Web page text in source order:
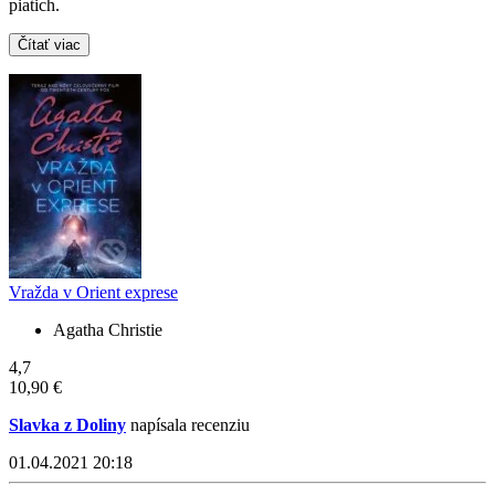
piatich.
Čítať viac
Vražda v Orient exprese
Agatha Christie
4,7
10,90 €
Slavka z Doliny napísala recenziu
01.04.2021 20:18